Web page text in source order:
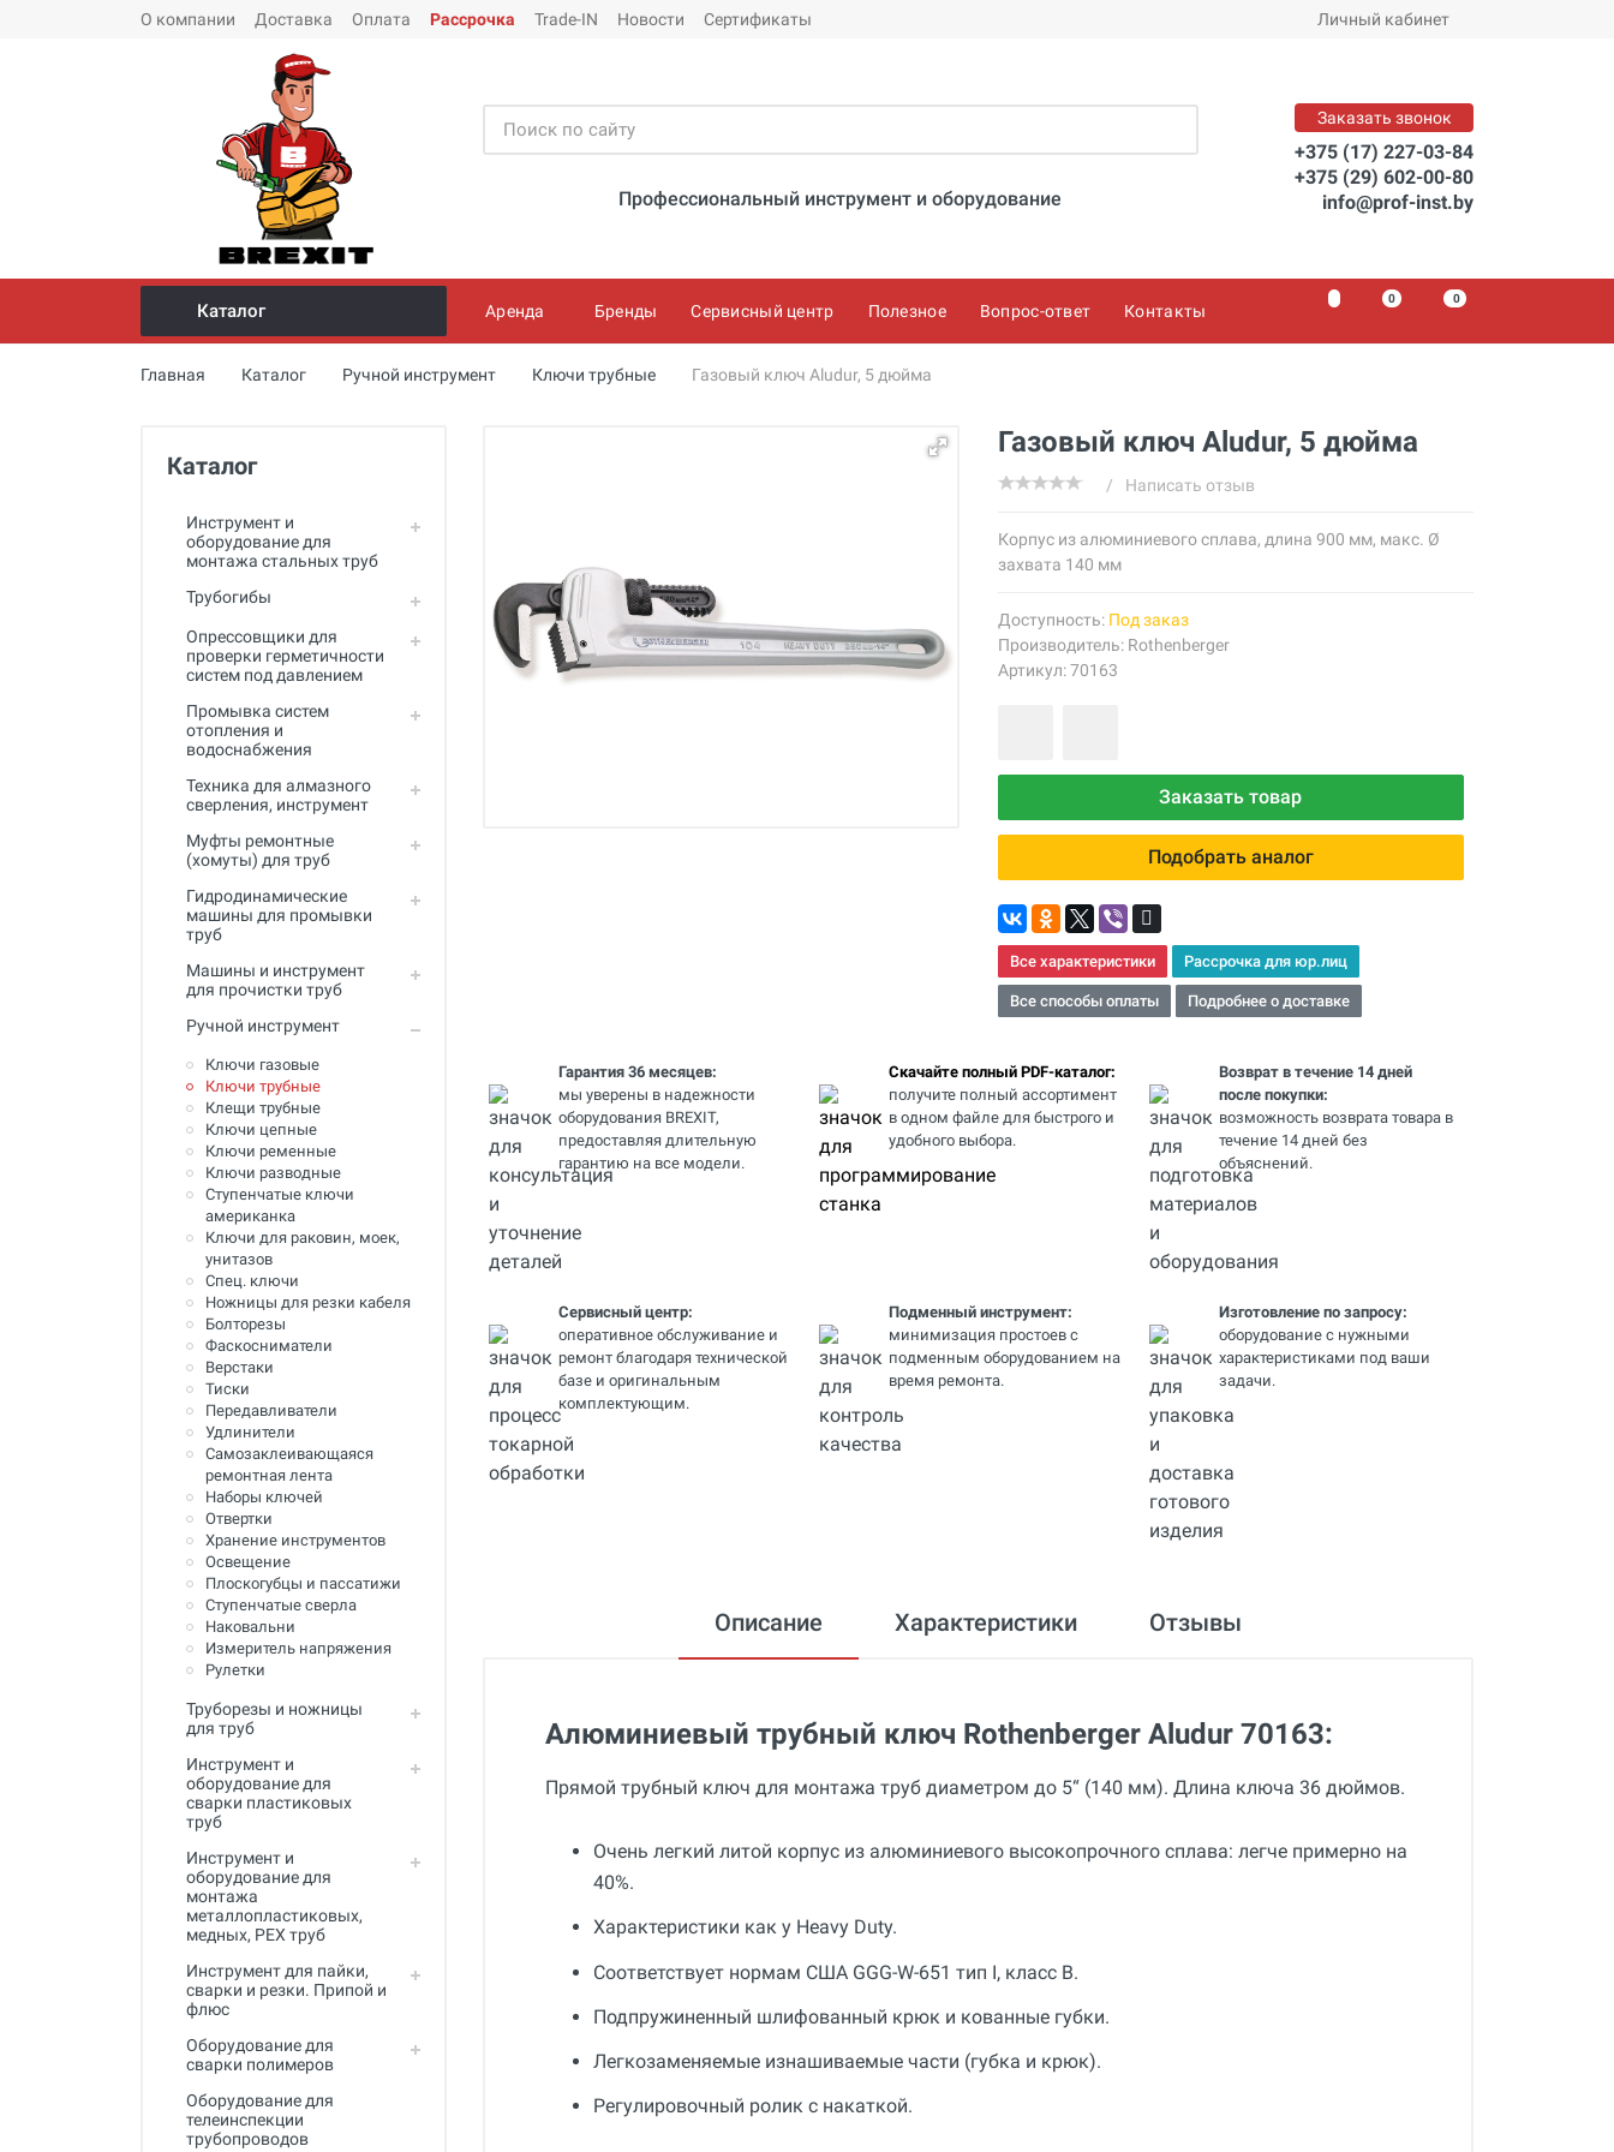
О компании Доставка Оплата Рассрочка Trade-IN Новости Сертификаты Личный кабинет
Профессиональный инструмент и оборудование
Заказать звонок
+375 (17) 227-03-84
+375 (29) 602-00-80
info@prof-inst.by
Инструмент и оборудование для
монтажа стальных труб
Опрессовщики для проверки
Промывка систем отопления и
водоснабжения
сверления, инструмент
Муфты ремонтные (хомуты) для
Гидродинамические машины
для промывки труб
Машины и инструмент для
Ручной инструмент
Труборезы и ножницы для труб
сварки пластиковых труб
монтажа металлопластиковых,
Инструмент для пайки, сварки и
резки. Припой и флюс
Оборудование для сварки
полимеров
Оборудование для
телеинспекции трубопроводов
Малая дорожная техника
Алмазные диски
Плиткорезы
Сверлильные станки
Фаскосъемные станки
Инструмент для укладки
напольных покрытий
Строительный инструмент и
оборудование
Полный каталог
Каталог Аренда Бренды Сервисный центр Полезное Вопрос-ответ Контакты
0 00
Главная Каталог Ручной инструмент Ключи трубные Газовый ключ Aludur, 5 дюйма
Каталог
Инструмент и
оборудование для
монтажа стальных труб
Трубогибы
Опрессовщики для
проверки герметичности
систем под давлением
Промывка систем
отопления и
водоснабжения
Техника для алмазного
сверления, инструмент
Муфты ремонтные
(хомуты) для труб
Гидродинамические
машины для промывки
труб
Машины и инструмент
для прочистки труб
Ручной инструмент
Ключи газовые
Ключи трубные
Клещи трубные
Ключи цепные
Ключи ременные
Ключи разводные
Ступенчатые ключи
американка
Ключи для раковин, моек,
унитазов
Спец. ключи
Ножницы для резки кабеля
Болторезы
Фаскосниматели
Верстаки
Тиски
Передавливатели
Удлинители
Самозаклеивающаяся
ремонтная лента
Наборы ключей
Отвертки
Хранение инструментов
Освещение
Плоскогубцы и пассатижи
Ступенчатые сверла
Наковальни
Измеритель напряжения
Рулетки
Труборезы и ножницы
для труб
Инструмент и
оборудование для
сварки пластиковых
труб
Инструмент и
оборудование для
монтажа
металлопластиковых,
медных, PEX труб
Инструмент для пайки,
сварки и резки. Припой и
флюс
Оборудование для
сварки полимеров
Оборудование для
телеинспекции
трубопроводов
Газовый ключ Aludur, 5 дюйма
/ Написать отзыв
Корпус из алюминиевого сплава, длина 900 мм, макс. Ø
захвата 140 мм
Доступность: Под заказ
Производитель: Rothenberger
Артикул: 70163
Заказать товар
Подобрать аналог
Все характеристики Рассрочка для юр.лиц
Все способы оплаты Подробнее о доставке
Гарантия 36 месяцев:
мы уверены в надежности
оборудования BREXIT,
предоставляя длительную
гарантию на все модели.
Скачайте полный PDF-каталог:
получите полный ассортимент
в одном файле для быстрого и
удобного выбора.
Возврат в течение 14 дней
после покупки:
возможность возврата товара в
течение 14 дней без
объяснений.
Сервисный центр:
оперативное обслуживание и
ремонт благодаря технической
базе и оригинальным
комплектующим.
Подменный инструмент:
минимизация простоев с
подменным оборудованием на
время ремонта.
Изготовление по запросу:
оборудование с нужными
характеристиками под ваши
задачи.
Описание Характеристики Отзывы
Алюминиевый трубный ключ Rothenberger Aludur 70163:
Прямой трубный ключ для монтажа труб диаметром до 5“ (140 мм). Длина ключа 36 дюймов.
Очень легкий литой корпус из алюминиевого высокопрочного сплава: легче примерно на
40%.
Характеристики как у Heavy Duty.
Соответствует нормам США GGG-W-651 тип I, класс B.
Подпружиненный шлифованный крюк и кованные губки.
Легкозаменяемые изнашиваемые части (губка и крюк).
Регулировочный ролик с накаткой.